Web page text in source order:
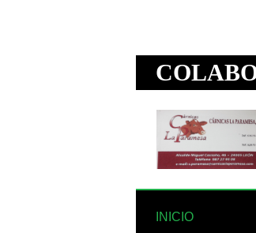
INICIO